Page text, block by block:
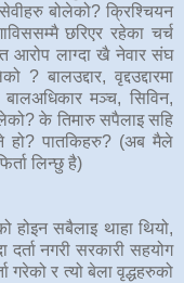
बोलेको? क्रिश्चियन
छरिएर रहेका चर्च
आरोप लाग्दा खै नेवार संघ
बालउद्दार, वृद्दउद्दारमा
मञ्च, सिविन,
के तिमारु सपैलाइ सहि
हो? पातकिहरु? (अब मैले
लिन्छु है)
होइन सबैलाइ थाहा थियो,
नगरी सरकारी सहयोग
गरेको र त्यो बेला वृद्धहरुको